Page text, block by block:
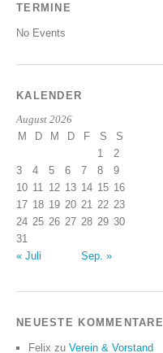
TERMINE
No Events
KALENDER
August 2026
M D M D F S
S
1
2
3
4 5 6 7 8
9
10 11 12 13 14 15 16
17 18 19 20 21 22 23
24 25 26 27 28 29 30
31
« Juli
Sep. »
NEUESTE KOMMENTARE
Felix zu Verein & Vorstand